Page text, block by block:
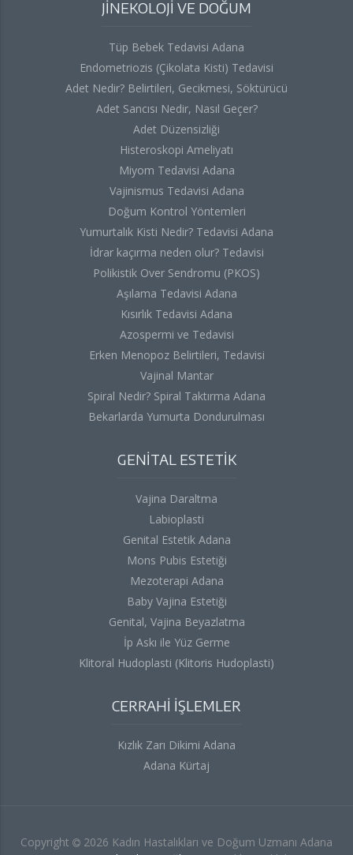
JİNEKOLOJİ VE DOĞUM
Tüp Bebek Tedavisi Adana
Endometriozis (Çikolata Kisti) Tedavisi
Adet Nedir? Belirtileri, Gecikmesi, Söktürücü
Adet Sancısı Nedir, Nasıl Geçer?
Adet Düzensizliği
Histeroskopi Ameliyatı
Miyom Tedavisi Adana
Vajinismus Tedavisi Adana
Doğum Kontrol Yöntemleri
Yumurtalık Kisti Nedir? Tedavisi Adana
İdrar kaçırma neden olur? Tedavisi
Polikistik Over Sendromu (PKOS)
Aşılama Tedavisi Adana
Kısırlık Tedavisi Adana
Azospermi ve Tedavisi
Erken Menopoz Belirtileri, Tedavisi
Vajinal Mantar
Spiral Nedir? Spiral Taktırma Adana
Bekarlarda Yumurta Dondurulması
GENİTAL ESTETİK
Vajina Daraltma
Labioplasti
Genital Estetik Adana
Mons Pubis Estetiği
Mezoterapi Adana
Baby Vajina Estetiği
Genital, Vajina Beyazlatma
İp Askı ile Yüz Germe
Klitoral Hudoplasti (Klitoris Hudoplasti)
CERRAHİ İŞLEMLER
Kızlık Zarı Dikimi Adana
Adana Kürtaj
Copyright
2026 Kadın Hastalıkları ve Doğum Uzmanı Adana